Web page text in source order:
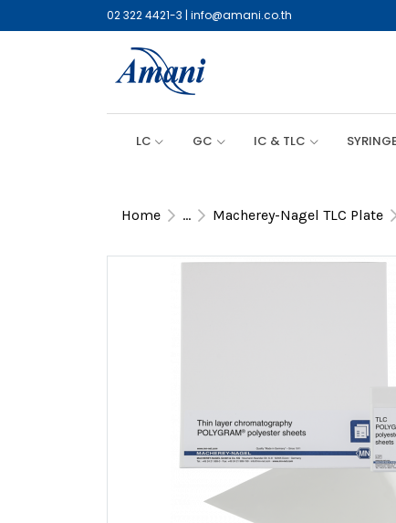
02 322 4421-3 | info@amani.co.th
LC GC IC & TLC
Home ... Macherey-Nagel TLC Plate